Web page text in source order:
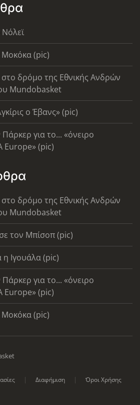
Νόλεϊ
(pic)
δρόμο της Εθνικής Ανδρών
Mundobasket
ο Έβανς» (pic)
για το... «όνειρο
Europe» (pic)
δρόμο της Εθνικής Ανδρών
Mundobasket
τον Μπίσοπ (pic)
Ιγουάλα (pic)
για το... «όνειρο
Europe» (pic)
(pic)
Διαφήμιση
Όροι Χρήσης